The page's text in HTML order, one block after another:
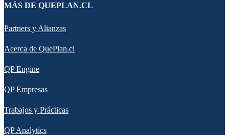
MÁS DE QUEPLAN.CL
Partners y Alianzas
Acerca de QuePlan.cl
QP Engine
QP Empresas
Trabajos y Prácticas
QP Analytics